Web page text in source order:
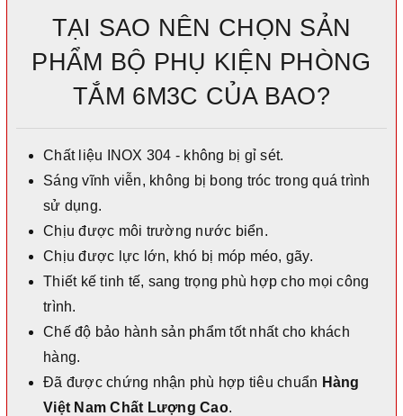
TẠI SAO NÊN CHỌN SẢN
PHẨM BỘ PHỤ KIỆN PHÒNG
TẮM 6M3C CỦA BAO?
Chất liệu INOX 304 - không bị gỉ sét.
Sáng vĩnh viễn, không bị bong tróc trong quá trình
sử dụng.
Chịu được môi trường nước biển.
Chịu được lực lớn, khó bị móp méo, gãy.
Thiết kế tinh tế, sang trọng phù hợp cho mọi công
trình.
Chế độ bảo hành sản phẩm tốt nhất cho khách
hàng.
Đã được chứng nhận phù hợp tiêu chuẩn Hàng
Việt Nam Chất Lượng Cao.